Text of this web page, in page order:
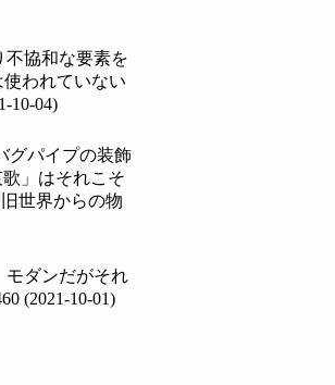
不協和な要素を
われていない
10-04)
グパイプの装飾
」はそれこそ
世界からの物
モダンだがそれ
(2021-10-01)